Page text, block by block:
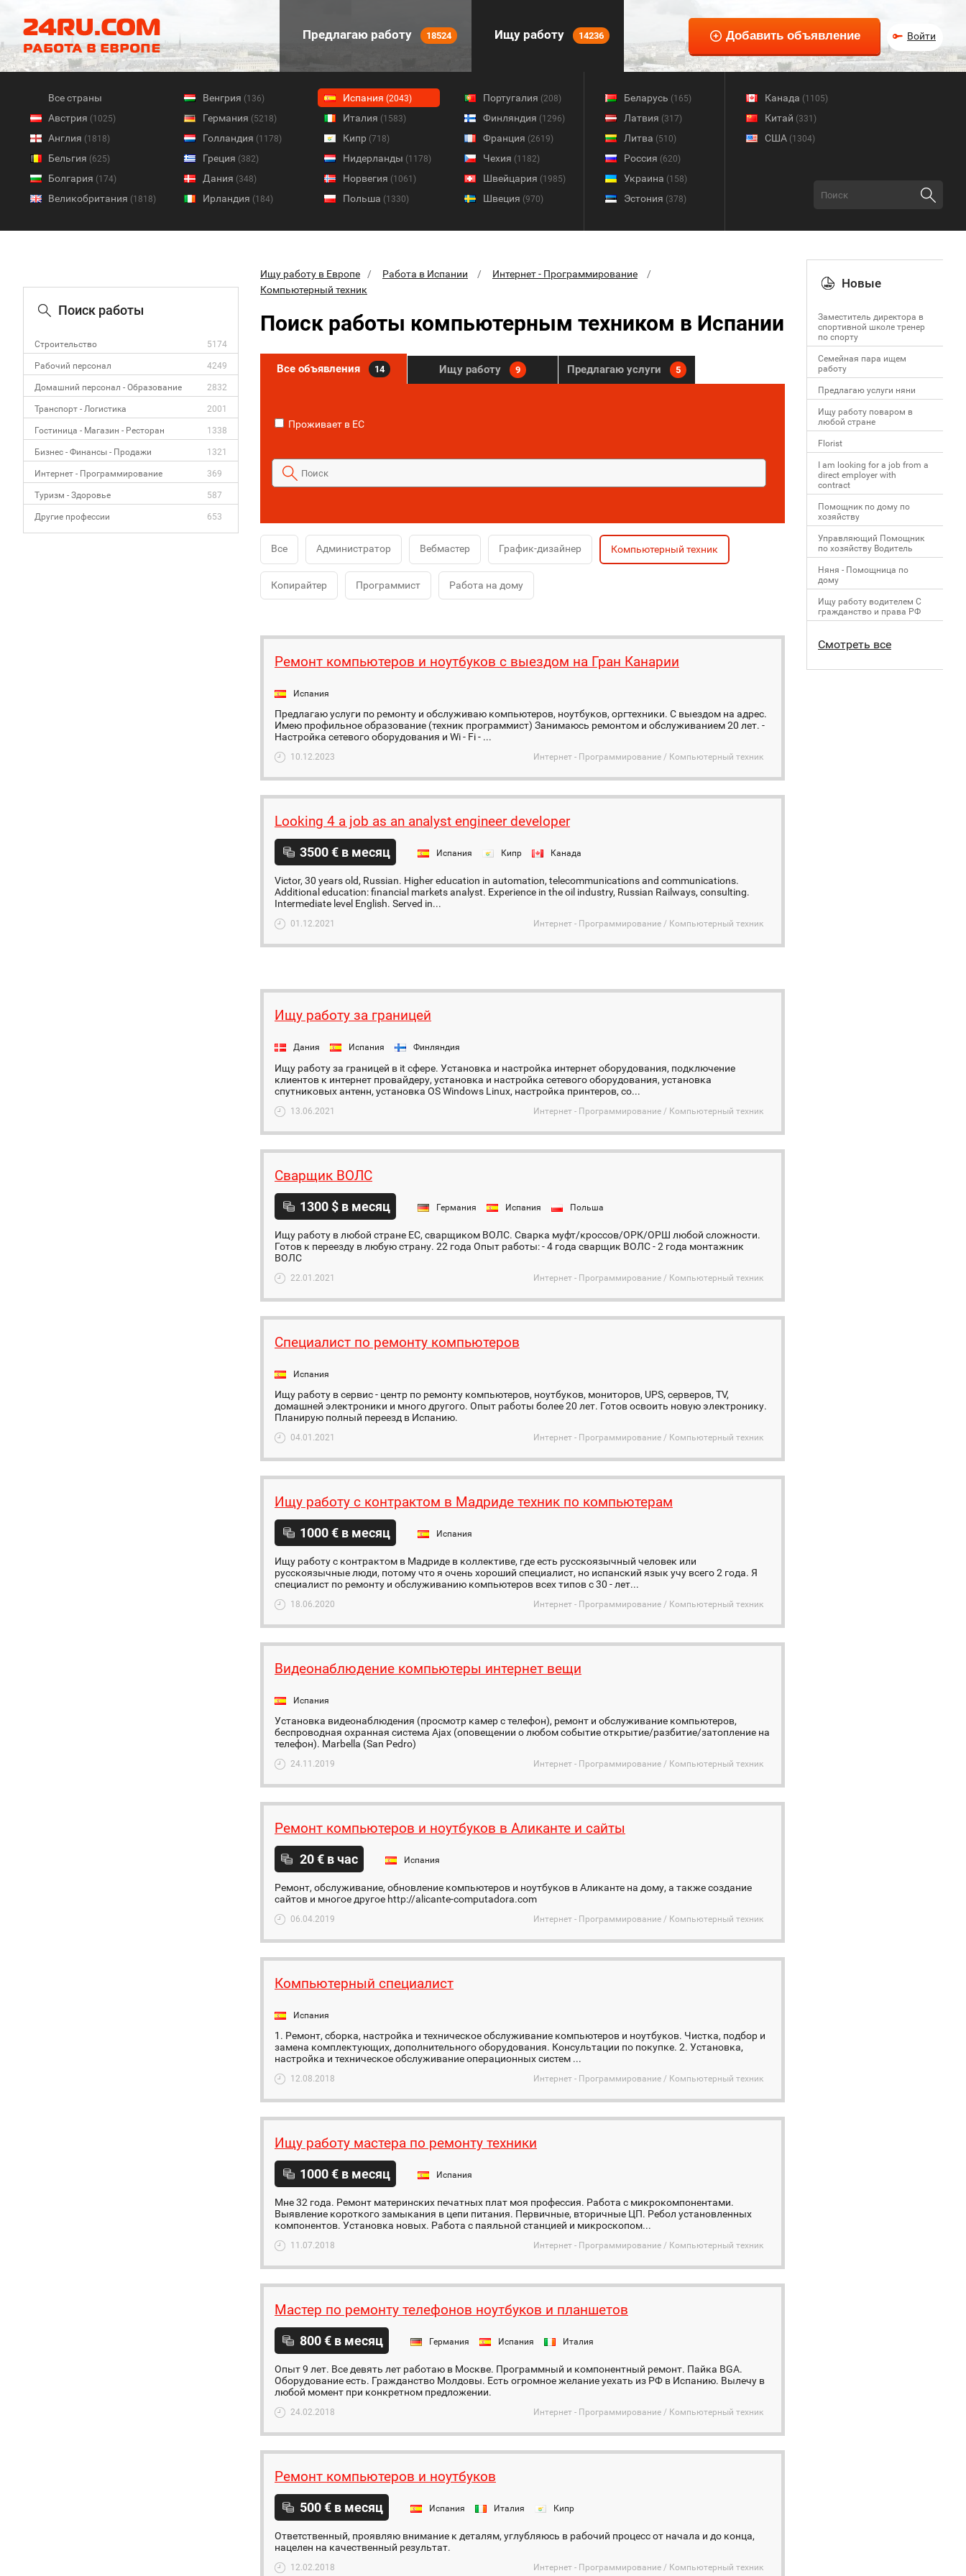
Предлагаю работу 18524 Ищу работу 14236 Войти
Все страны
Австрия (1025)
Англия (1818)
Бельгия (625)
Болгария (174)
Великобритания (1818)
Венгрия (136)
Германия (5218)
Голландия (1178)
Греция (382)
Дания (348)
Ирландия (184)
Испания (2043)
Италия (1583)
Кипр (718)
Нидерланды (1178)
Норвегия (1061)
Польша (1330)
Португалия (208)
Финляндия (1296)
Франция (2619)
Чехия (1182)
Швейцария (1985)
Швеция (970)
Беларусь (165)
Латвия (317)
Литва (510)
Россия (620)
Украина (158)
Эстония (378)
Канада (1105)
Китай (331)
США (1304)
Поиск работы
Строительство 5174
Рабочий персонал 4249
Домашний персонал - Образование 2832
Транспорт - Логистика 2001
Гостиница - Магазин - Ресторан 1338
Бизнес - Финансы - Продажи 1321
Интернет - Программирование 369
Туризм - Здоровье 587
Другие профессии 653
Ищу работу в Европе Работа в Испании
Интернет - Программирование
Компьютерный техник
Поиск работы компьютерным техником в Испании
Все объявления 14 Ищу работу 9 Предлагаю услуги 5
Проживает в ЕС
Все Администратор Вебмастер График-дизайнер Компьютерный техник
Копирайтер Программист Работа на дому
Ремонт компьютеров и ноутбуков с выездом на Гран Канарии
Испания
Предлагаю услуги по ремонту и обслуживаю компьютеров, ноутбуков, оргтехники. С выездом на адрес.
Имею профильное образование (техник программист) Занимаюсь ремонтом и обслуживанием 20 лет. -
Настройка сетевого оборудования и Wi - Fi - ...
10.12.2023 Интернет - Программирование / Компьютерный техник
Looking 4 a job as an analyst engineer developer
3500 € в месяц Испания Кипр Канада
Victor, 30 years old, Russian. Higher education in automation, telecommunications and communications.
Additional education: financial markets analyst. Experience in the oil industry, Russian Railways, consulting.
Intermediate level English. Served in...
01.12.2021 Интернет - Программирование / Компьютерный техник
Ищу работу за границей
Дания Испания Финляндия
Ищу работу за границей в it сфере. Установка и настройка интернет оборудования, подключение
клиентов к интернет провайдеру, установка и настройка сетевого оборудования, установка
спутниковых антенн, установка OS Windows Linux, настройка принтеров, со...
13.06.2021 Интернет - Программирование / Компьютерный техник
Сварщик ВОЛС
1300 $ в месяц Германия Испания Польша
Ищу работу в любой стране ЕС, сварщиком ВОЛС. Сварка муфт/кроссов/ОРК/ОРШ любой сложности.
Готов к переезду в любую страну. 22 года Опыт работы: - 4 года сварщик ВОЛС - 2 года монтажник
ВОЛС
22.01.2021 Интернет - Программирование / Компьютерный техник
Специалист по ремонту компьютеров
Испания
Ищу работу в сервис - центр по ремонту компьютеров, ноутбуков, мониторов, UPS, серверов, TV,
домашней электроники и много другого. Опыт работы более 20 лет. Готов освоить новую электронику.
Планирую полный переезд в Испанию.
04.01.2021 Интернет - Программирование / Компьютерный техник
Ищу работу с контрактом в Мадриде техник по компьютерам
1000 € в месяц Испания
Ищу работу с контрактом в Мадриде в коллективе, где есть русскоязычный человек или
русскоязычные люди, потому что я очень хороший специалист, но испанский язык учу всего 2 года. Я
специалист по ремонту и обслуживанию компьютеров всех типов с 30 - лет...
18.06.2020 Интернет - Программирование / Компьютерный техник
Видеонаблюдение компьютеры интернет вещи
Испания
Установка видеонаблюдения (просмотр камер с телефон), ремонт и обслуживание компьютеров,
беспроводная охранная система Ajax (оповещении о любом событие открытие/разбитие/затопление на
телефон). Marbella (San Pedro)
24.11.2019 Интернет - Программирование / Компьютерный техник
Ремонт компьютеров и ноутбуков в Аликанте и сайты
20 € в час Испания
Ремонт, обслуживание, обновление компьютеров и ноутбуков в Аликанте на дому, а также создание
сайтов и многое другое http://alicante-computadora.com
06.04.2019 Интернет - Программирование / Компьютерный техник
Компьютерный специалист
Испания
1. Ремонт, сборка, настройка и техническое обслуживание компьютеров и ноутбуков. Чистка, подбор и
замена комплектующих, дополнительного оборудования. Консультации по покупке. 2. Установка,
настройка и техническое обслуживание операционных систем ...
12.08.2018 Интернет - Программирование / Компьютерный техник
Ищу работу мастера по ремонту техники
1000 € в месяц Испания
Мне 32 года. Ремонт материнских печатных плат моя профессия. Работа с микрокомпонентами.
Выявление короткого замыкания в цепи питания. Первичные, вторичные ЦП. Ребол установленных
компонентов. Установка новых. Работа с паяльной станцией и микроскопом...
11.07.2018 Интернет - Программирование / Компьютерный техник
Мастер по ремонту телефонов ноутбуков и планшетов
800 € в месяц Германия Испания Италия
Опыт 9 лет. Все девять лет работаю в Москве. Программный и компонентный ремонт. Пайка BGA.
Оборудование есть. Гражданство Молдовы. Есть огромное желание уехать из РФ в Испанию. Вылечу в
любой момент при конкретном предложении.
24.02.2018 Интернет - Программирование / Компьютерный техник
Ремонт компьютеров и ноутбуков
500 € в месяц Испания Италия Кипр
Ответственный, проявляю внимание к деталям, углубляюсь в рабочий процесс от начала и до конца,
нацелен на качественный результат.
12.02.2018 Интернет - Программирование / Компьютерный техник
Новые
Заместитель директора в
спортивной школе тренер
по спорту
Семейная пара ищем
работу
Предлагаю услуги няни
Ищу работу поваром в
любой стране
Florist
I am looking for a job from a
direct employer with
contract
Помощник по дому по
хозяйству
Управляющий Помощник
по хозяйству Водитель
Няня - Помощница по
дому
Ищу работу водителем С
гражданство и права РФ
Смотреть все